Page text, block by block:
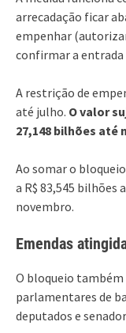
arrecadação ficar
empenhar
confirmar a entrada
A restrição de
até julho. O valor
27,148 bilhões até
Ao somar o
a R$ 83,545 bilhões
novembro.
Emendas
O bloqueio também
parlamentares de
deputados e